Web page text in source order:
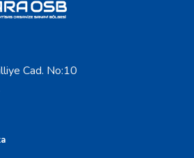
Cad. No:10